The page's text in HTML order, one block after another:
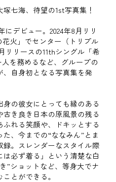
七海、待望の1st写真集！
にデビュー。2024年8月リリ
火」でセンター（トリプル
リリースの11thシングル「希
を務めるなど、グループの
自身初となる写真集を発
の彼女にとっても縁のある
き良き日本の原風景の残る
れる笑顔や、ドキッとする
、今までの“ななみん”とま
。スレンダーなスタイル際
必ず着る」という清楚な白
”ショットなど、等身大でナ
とができる。